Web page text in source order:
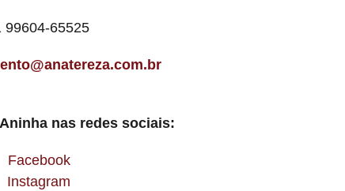
99604-65525
nas redes sociais:
Facebook
Instagram